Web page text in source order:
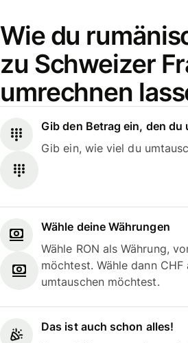
Wie du
zu Schweizer
umrechnen
Gib den Betrag ein, den
Gib ein, wie viel du
Wähle deine Währungen
Wähle RON als Währung,
möchtest. Wähle dann
umtauschen möchtest.
Das ist auch schon alles!